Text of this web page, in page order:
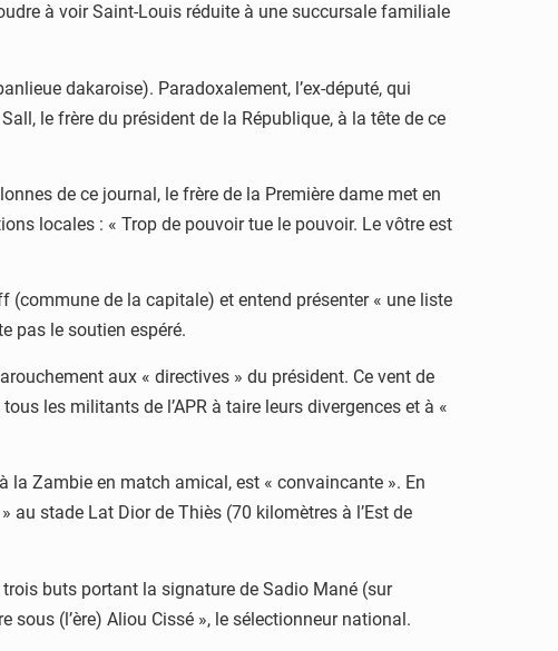
à voir Saint-Louis réduite à une succursale familiale
dakaroise). Paradoxalement, l’ex-député, qui
le frère du président de la République, à la tête de ce
de ce journal, le frère de la Première dame met en
locales : « Trop de pouvoir tue le pouvoir. Le vôtre est
(commune de la capitale) et entend présenter « une liste
pas le soutien espéré.
aux « directives » du président. Ce vent de
les militants de l’APR à taire leurs divergences et à «
la Zambie en match amical, est « convaincante ». En
stade Lat Dior de Thiès (70 kilomètres à l’Est de
buts portant la signature de Sadio Mané (sur
sous (l’ère) Aliou Cissé », le sélectionneur national.